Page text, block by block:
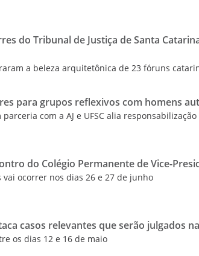
do Tribunal de Justiça de Santa
a beleza arquitetônica de 23 fóruns
para grupos reflexivos com homens
com a AJ e UFSC alia
do Colégio Permanente de Vice-
vai ocorrer nos dias 26 e 27 de junho
casos relevantes que serão julgados
os dias 12 e 16 de maio